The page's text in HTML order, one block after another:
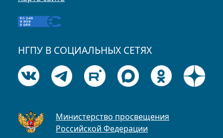
НГПУ В СОЦИАЛЬНЫХ СЕТЯХ
Министерство просвещения
Российской Федерации